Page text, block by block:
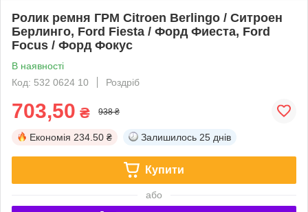
Ролик ремня ГРМ Citroen Berlingo / Ситроен
Берлинго, Ford Fiesta / Форд Фиеста, Ford
Focus / Форд Фокус
В наявності
Код: 532 0624 10
Роздріб
703,50 ₴ 938 ₴
Економія 234.50 ₴ Залишилось 25 днів
Купити
або